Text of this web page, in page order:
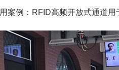
案例：RFID高频开放式通道用